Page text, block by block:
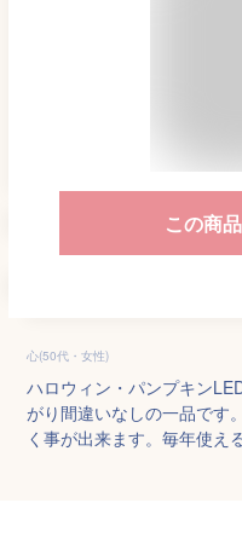
この商
心(50代・女性)
ハロウィン・パンプキン
がり間違いなしの一品です
く事が出来ます。毎年使え